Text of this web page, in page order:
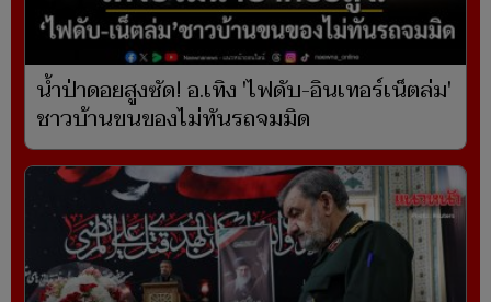
น้ำป่าดอยสูงซัด! อ.เทิง 'ไฟดับ-อินเทอร์เน็ตล่ม'
ชาวบ้านขนของไม่ทันรถจมมิด